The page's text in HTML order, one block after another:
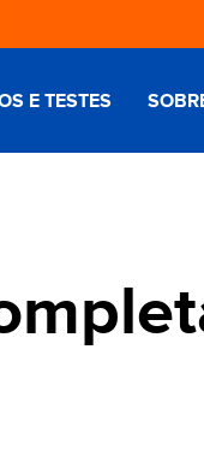
E TESTES